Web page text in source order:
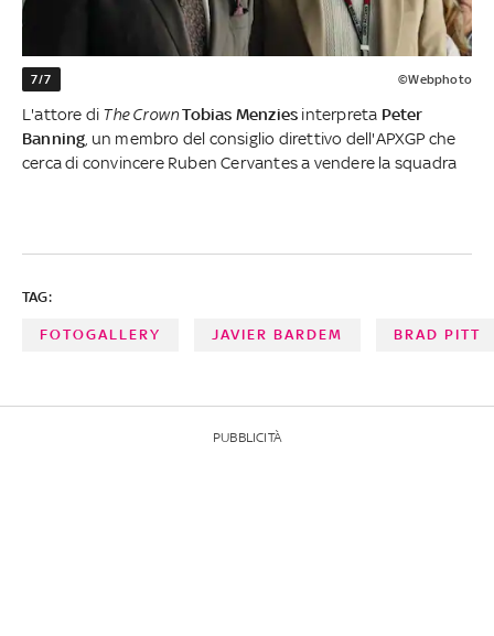
7/7 ©Webphoto
L'attore di The CrownTobias Menzies interpreta Peter
Banning , un membro del consiglio direttivo dell'APXGP che
cerca di convincere Ruben Cervantes a vendere la squadra
TAG:
FOTOGALLERY JAVIER BARDEM BRAD PITT
PUBBLICITÀ